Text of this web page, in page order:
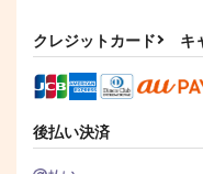
クレジットカード キ
後払い決済